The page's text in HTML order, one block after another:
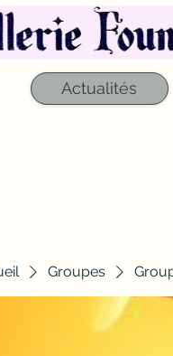
Actualités
Groupes